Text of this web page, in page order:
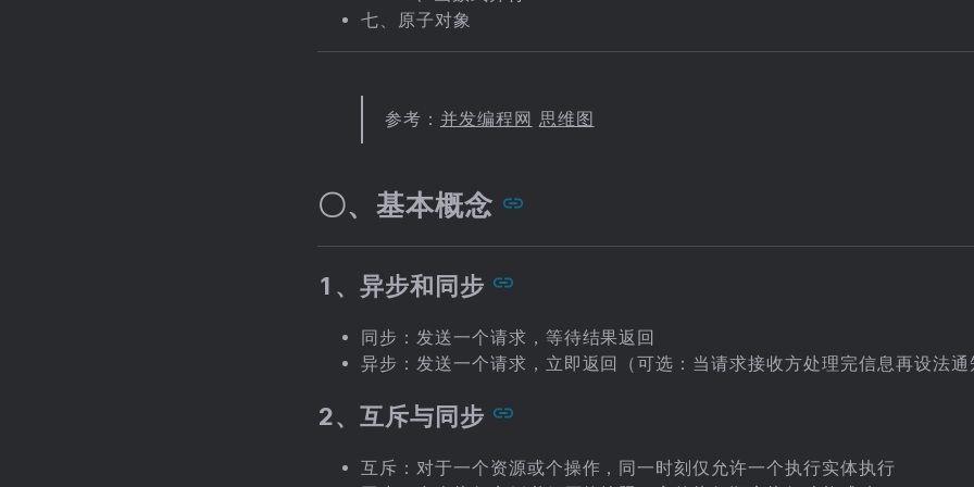
七、原子对象
参考： 并发编程网 思维图
〇、基本概念
1、异步和同步
同步：发送一个请求，等待结果返回
异步：发送一个请求，立即返回（可选：当请求接收方处理完信息再设法通
2、互斥与同步
互斥：对于一个资源或个操作，同一时刻仅允许一个执行实体执行